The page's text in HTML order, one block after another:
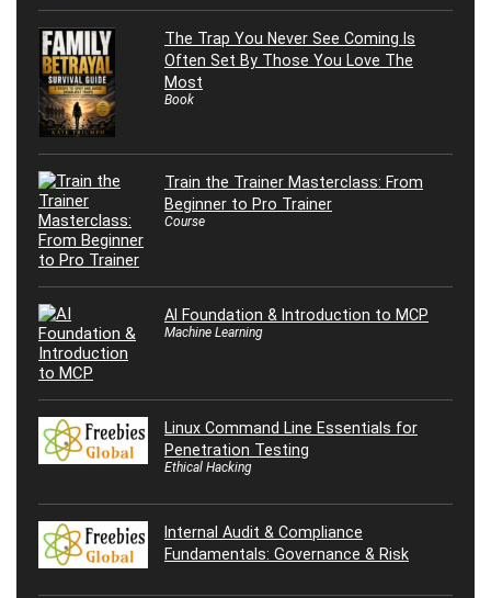
The Trap You Never See Coming Is
Often Set By Those You Love The
Most
Book
Train the Trainer Masterclass: From
Beginner to Pro Trainer
Course
AI Foundation & Introduction to MCP
Machine Learning
Linux Command Line Essentials for
Penetration Testing
Ethical Hacking
Internal Audit & Compliance
Fundamentals: Governance & Risk